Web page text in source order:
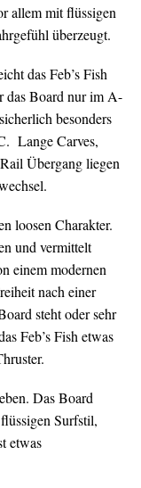
allem mit flüssigen
überzeugt.
das Feb’s Fish
das Board nur im A-
besonders
Lange Carves,
Übergang liegen
loosen Charakter.
und vermittelt
einem modernen
nach einer
steht oder sehr
Feb’s Fish etwas
Das Board
Surfstil,
etwas